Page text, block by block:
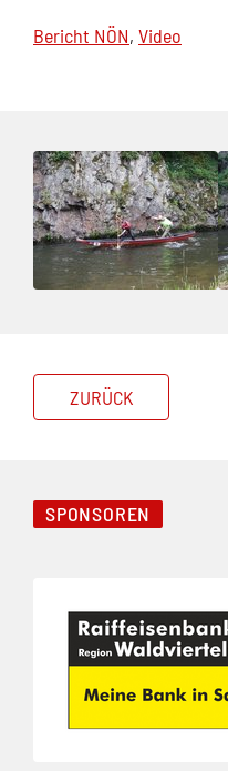
Bericht NÖN, Video
ZURÜCK
SPONSOREN